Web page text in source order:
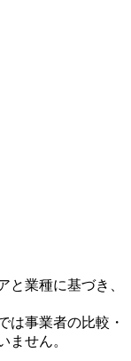
業種に基づき、
は事業者の比較・
ません。